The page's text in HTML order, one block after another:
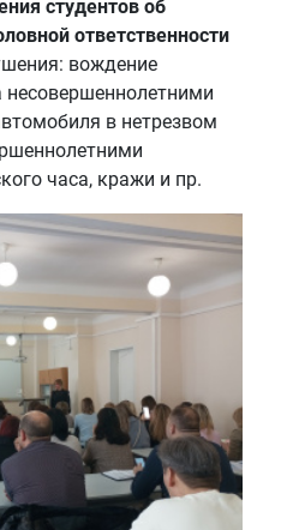
студентов об
ответственности
вождение
несовершеннолетними
в нетрезвом
часа, кражи и пр.